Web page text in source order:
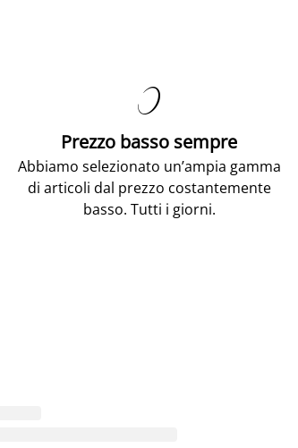

Prezzo basso sempre
Abbiamo selezionato un’ampia gamma
di articoli dal prezzo costantemente
basso. Tutti i giorni.